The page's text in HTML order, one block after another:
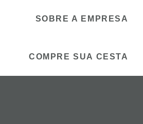
SOBRE A EMPRESA
COMPRE SUA CESTA